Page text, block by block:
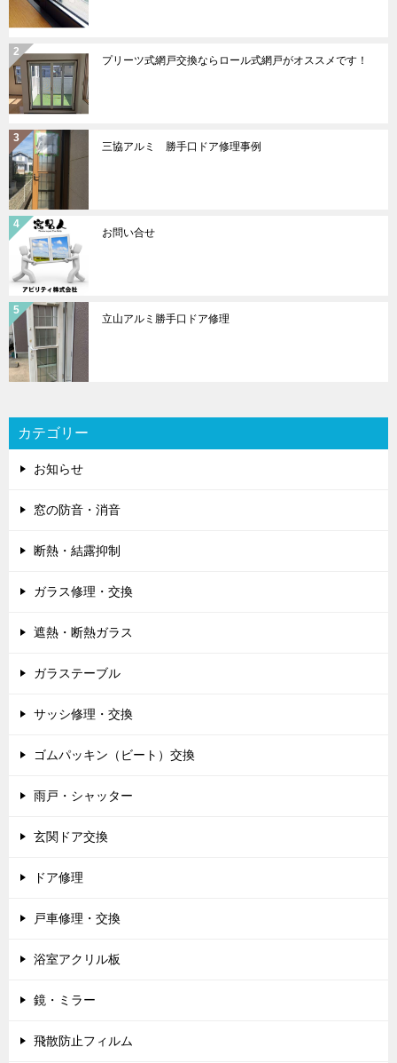
プリーツ式網戸交換ならロール式網戸がオススメです！
三協アルミ 勝手口ドア修理事例
お問い合せ
立山アルミ勝手口ドア修理
カテゴリー
お知らせ
窓の防音・消音
断熱・結露抑制
ガラス修理・交換
遮熱・断熱ガラス
ガラステーブル
サッシ修理・交換
ゴムパッキン（ビート）交換
雨戸・シャッター
玄関ドア交換
ドア修理
戸車修理・交換
浴室アクリル板
鏡・ミラー
飛散防止フィルム